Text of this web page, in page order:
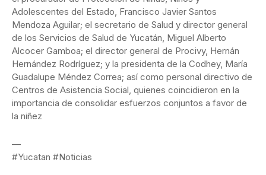
Adolescentes del Estado, Francisco Javier Santos
Mendoza Aguilar; el secretario de Salud y director general
de los Servicios de Salud de Yucatán, Miguel Alberto
Alcocer Gamboa; el director general de Procivy, Hernán
Hernández Rodríguez; y la presidenta de la Codhey, María
Guadalupe Méndez Correa; así como personal directivo de
Centros de Asistencia Social, quienes coincidieron en la
importancia de consolidar esfuerzos conjuntos a favor de
la niñez
—
#Yucatan #Noticias